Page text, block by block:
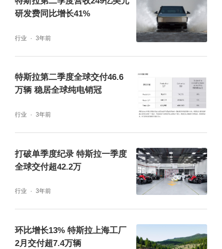
研发费同比增长41%
行业 3年前
特斯拉第二季度全球交付46.6
万辆 稳居全球纯电销冠
行业 3年前
打破单季度纪录 特斯拉一季度
全球交付超42.2万
行业 3年前
环比增长13% 特斯拉上海工厂
2月交付超7.4万辆